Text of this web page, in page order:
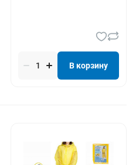
В корзину